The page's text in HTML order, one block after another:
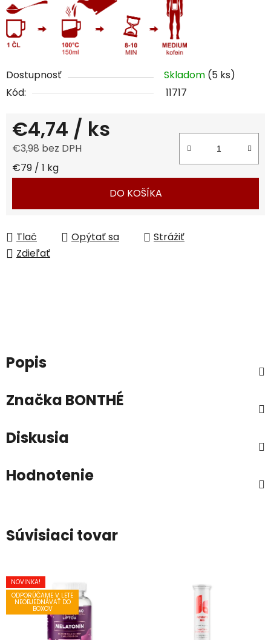
Dostupnosť Skladom (5 ks)
Kód:
11717
€4,74 / ks
€3,98 bez DPH
Jednotková cena:
€79 / 1 kg
DO KOŠÍKA
Tlač Opýtať sa
Strážiť
Zdieľať
Popis
Značka BONTHÉ
Diskusia
Hodnotenie
Súvisiaci tovar
NOVINKA!
ODPORÚČAME V LETE
NEOBJEDNÁVAŤ DO
BOXOV